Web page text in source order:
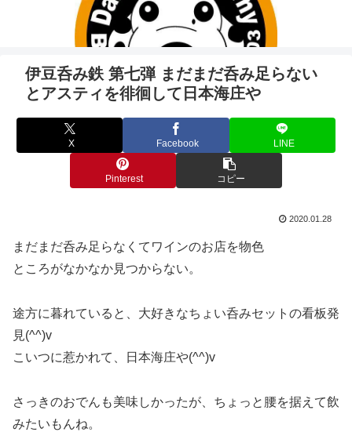
伊豆呑み鉄 第七弾 まだまだ呑み足らない
とアスティを徘徊して日本海庄や
X Facebook LINE
Pinterest コピー
2020.01.28
まだまだ呑み足らなくてワインのお店を物色
ところがなかなか見つからない。
途方に暮れていると、大好きなちょい呑みセットの看板発
見(^^)v
こいつに惹かれて、日本海庄や(^^)v
さっきのおでんも美味しかったが、ちょっと腰を据えて飲
みたいもんね。